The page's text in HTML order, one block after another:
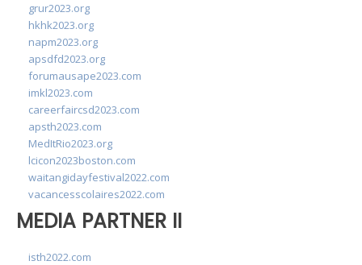
grur2023.org
hkhk2023.org
napm2023.org
apsdfd2023.org
forumausape2023.com
imkl2023.com
careerfaircsd2023.com
apsth2023.com
MedItRio2023.org
lcicon2023boston.com
waitangidayfestival2022.com
vacancesscolaires2022.com
MEDIA PARTNER II
isth2022.com